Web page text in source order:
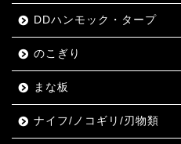
DDハンモック・タープ
のこぎり
まな板
ナイフ/ノコギリ/刃物類